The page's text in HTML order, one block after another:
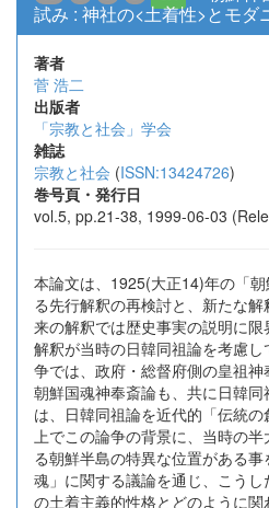
試み : 神社の<土着性>とモダ
著者
菅 浩二
出版者
「宗教と社会」学会
雑誌
宗教と社会 (ISSN:13424726)
巻号頁・発行日
vol.5, pp.21-38, 1999-06-03
本論文は、1925(大正14)年の「
る先行解釈の再検討と、新たな
来の解釈では歴史事実の説明に
解釈が当時の日韓同祖論を考慮
争では、政府・総督府側の皇祖
朝鮮国魂神奉斎論も、共に日韓
は、日韓同祖論を近代的「伝統
上でこの論争の背景に、当時の
る朝鮮半島の特異な位置がある
魂」に関する議論を通じ、こう
の土着主義的性格とどのように関